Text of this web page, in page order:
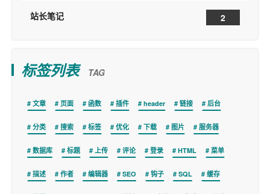
站长笔记 2
标签列表 TAG
文章 页面 函数 插件 header 链接 后台
分类 搜索 标签 优化 下载 图片 服务器
数据库 标题 上传 评论 登录 HTML 菜单
描述 作者 编辑器 SEO 钩子 SQL 缓存